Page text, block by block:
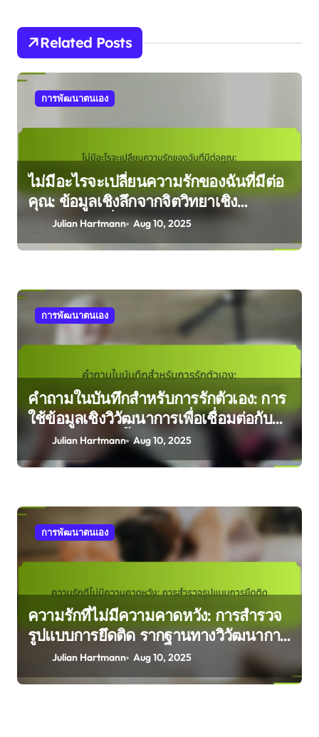
Related Posts
การพัฒนาตนเอง
ไม่มีอะไรจะเปลี่ยนความรักของฉันที่มีต่อ
คุณ: ข้อมูลเชิงลึกจากจิตวิทยาเชิง
วิวัฒนาการเกี่ยวกับการผูกพันและความ
สัมพันธ์
Julian Hartmann Aug 10, 2025
การพัฒนาตนเอง
คำถามในบันทึกสำหรับการรักตัวเอง: การ
ใช้ข้อมูลเชิงวิวัฒนาการเพื่อเชื่อมต่อกับ
ตนเองอย่างลึกซึ้ง
Julian Hartmann Aug 10, 2025
การพัฒนาตนเอง
ความรักที่ไม่มีความคาดหวัง: การสำรวจ
รูปแบบการยึดติด รากฐานทางวิวัฒนาการ
และความยืดหยุ่นทางอารมณ์
Julian Hartmann Aug 10, 2025